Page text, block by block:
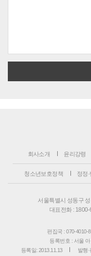
회사소개 윤리강령
청소년보호정책 정정
서울특별시 성동구
대표전화 : 1800-
편집국 : 070-4010-
등록번호 : 서울 아
등록일: 2013.11.13
발행